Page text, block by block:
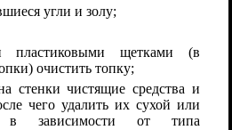
угли и золу;
пластиковыми щетками (в
очистить топку;
стенки чистящие средства и
чего удалить их сухой или
в зависимости от типа